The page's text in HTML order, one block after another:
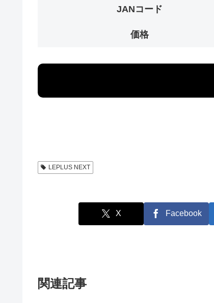
JANコード
価格
LEPLUS NEXT
X Facebook
関連記事